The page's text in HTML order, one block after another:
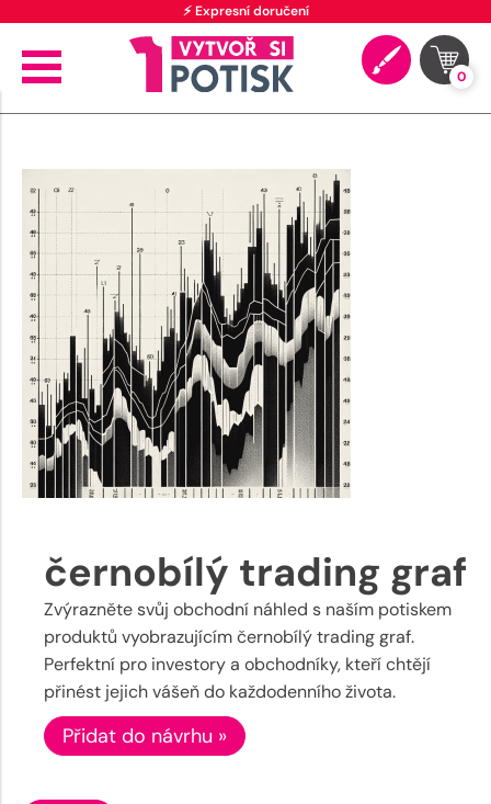
⚡ Expresní doručení
0
černobílý trading graf
Zvýrazněte svůj obchodní náhled s naším potiskem
produktů vyobrazujícím černobílý trading graf.
Perfektní pro investory a obchodníky, kteří chtějí
přinést jejich vášeň do každodenního života.
Přidat do návrhu »